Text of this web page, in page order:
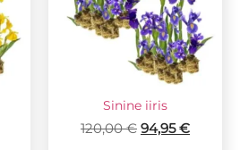
Sinine iiris
120,00€ 94,95€